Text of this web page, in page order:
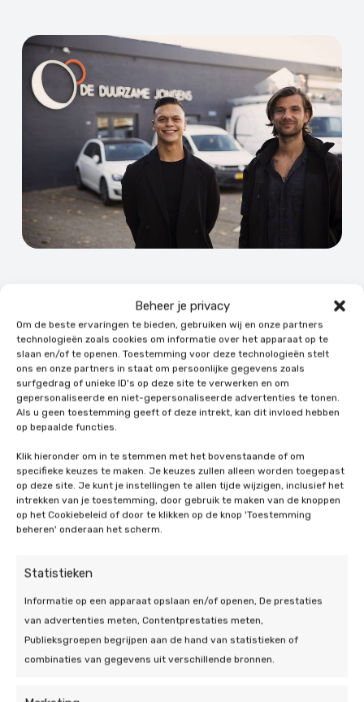
Beheer je privacy
Om de beste ervaringen te bieden, gebruiken wij en onze partners
technologieën zoals cookies om informatie over het apparaat op te
slaan en/of te openen. Toestemming voor deze technologieën stelt
ons en onze partners in staat om persoonlijke gegevens zoals
surfgedrag of unieke ID's op deze site te verwerken en om
gepersonaliseerde en niet-gepersonaliseerde advertenties te tonen.
Als u geen toestemming geeft of deze intrekt, kan dit invloed hebben
op bepaalde functies.
Klik hieronder om in te stemmen met het bovenstaande of om
specifieke keuzes te maken. Je keuzes zullen alleen worden toegepast
op deze site. Je kunt je instellingen te allen tijde wijzigen, inclusief het
intrekken van je toestemming, door gebruik te maken van de knoppen
op het Cookiebeleid of door te klikken op de knop 'Toestemming
beheren' onderaan het scherm.
Statistieken
Informatie op een apparaat opslaan en/of openen, De prestaties
van advertenties meten, Contentprestaties meten,
Publieksgroepen begrijpen aan de hand van statistieken of
combinaties van gegevens uit verschillende bronnen.
Airco laten installeren in
Swalmen: hoe gaat dat
bij De Duurzame
Jongens?
Zodra u heeft besloten dat u een airconditioning
opnemen. Wij zullen dan een adviesgesprek met u
inplannen. Tijdens dit adviesgesprek zullen wij bij u
thuis langskomen om de mogelijkheden te bekijken
en bespreken. Dit doen wij aan de hand van een
airco moet komen en het benodigde kabeltraject.
Deze inspectie bespreken we vervolgens uitvoerig
met u, om u vervolgens de mogelijkheden voor uw
woning uit te leggen. Wij stellen daarna een
duidelijke offerte op maat voor u op met alle kosten.
u precies weten waar u voor betaalt en waar u aan